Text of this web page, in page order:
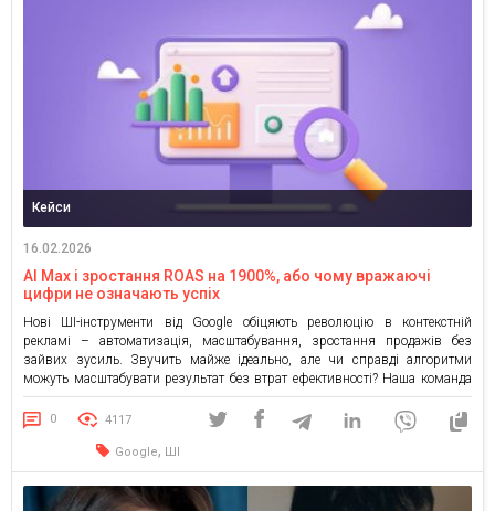
Кейси
16.02.2026
AI Max і зростання ROAS на 1900%, або чому вражаючі
цифри не означають успіх
Нові ШІ-інструменти від Google обіцяють революцію в контекстній
рекламі – автоматизація, масштабування, зростання продажів без
зайвих зусиль. Звучить майже ідеально, але чи справді алгоритми
можуть масштабувати результат без втрат ефективності? Наша команда
протестувала AI Max for Search на реальній кампанії в електронній
комерції – і показники виявились неоднозначними. Розповідаємо, що
стоїть за вражаючими цифрами і чому іноді краще зберегти контроль,
0 4117
Google, ШІ